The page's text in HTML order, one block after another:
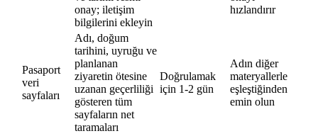
onay; iletişim
bilgilerini ekleyin
hızlandırır
Pasaport
veri
sayfaları
Adı, doğum
tarihini, uyruğu ve
planlanan
ziyaretin ötesine
uzanan geçerliliği
gösteren tüm
sayfaların net
taramaları
Doğrulamak
için 1-2 gün
Adın diğer
materyallerle
eşleştiğinden
emin olun